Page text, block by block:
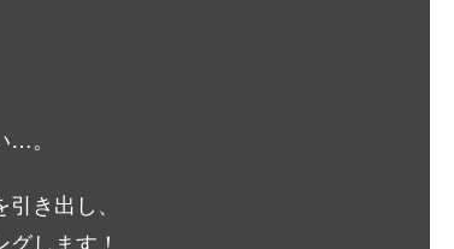
…。
き出し、
します！